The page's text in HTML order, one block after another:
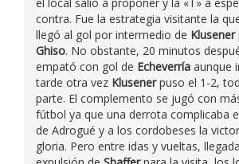
contra. Fue la estrategia visitante la
llegó al gol por intermedio de Klusener
Ghiso. No obstante, 20 minutos
empató con gol de Echeverría aunque
tarde otra vez Klusenerpuso el 1-2,
parte. El complemento se jugó con
fútbol ya que una derrota complicaba
de Adrogué y a los cordobeses la
gloria. Pero entre idas y vueltas,